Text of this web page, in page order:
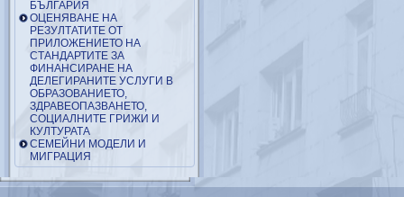
БЪЛГАРИЯ
ОЦЕНЯВАНЕ НА
РЕЗУЛТАТИТЕ ОТ
ПРИЛОЖЕНИЕТО НА
СТАНДАРТИТЕ ЗА
ФИНАНСИРАНЕ НА
ДЕЛЕГИРАНИТЕ УСЛУГИ В
ОБРАЗОВАНИЕТО,
ЗДРАВЕОПАЗВАНЕТО,
СОЦИАЛНИТЕ ГРИЖИ И
КУЛТУРАТА
СЕМЕЙНИ МОДЕЛИ И
МИГРАЦИЯ